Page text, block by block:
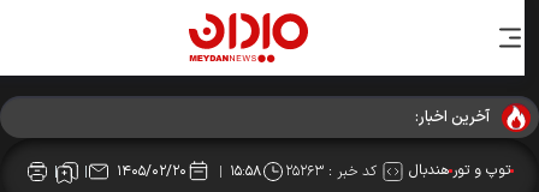
آخرین اخبار:
توپ و تورهندبال کد خبر : ۲۵۲۶۳ ۱۵:۵۸ ۱۴۰۵/۰۲/۲۰